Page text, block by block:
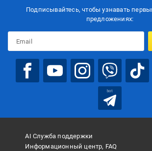
Подписывайтесь, чтобы узнавать
предложениях:
bot
AI Служба поддержки
Информационный центр, FAQ